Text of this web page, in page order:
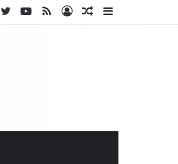
Articolo
Log
RSS
YouTube
Twitter